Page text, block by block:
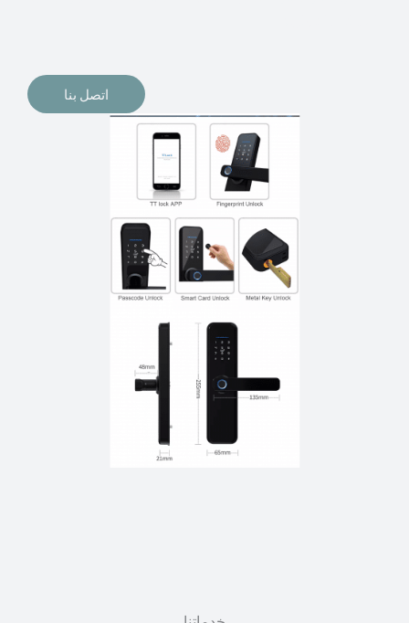
اتصل بنا